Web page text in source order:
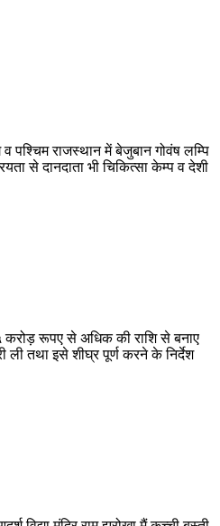
पश्चिम राजस्थान में बेजुबान गोवंष लम्पि
से दानदाता भी चिकित्सा केम्प व देशी
करोड़ रूपए से अधिक की राशि से बनाए
ली तथा इसे शीघ्र पूर्ण करने के निर्देश